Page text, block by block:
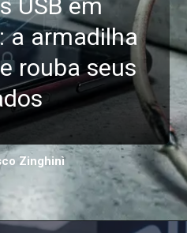
USB em
a armadilha
rouba seus
Zinghinì